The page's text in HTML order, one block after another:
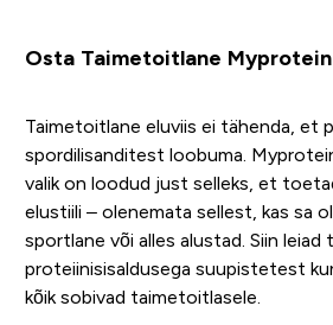
Osta Taimetoitlane Myprotein
Taimetoitlane eluviis ei tähenda, et
spordilisanditest loobuma.
valik on loodud just selleks, et
elustiili – olenemata sellest, kas sa
sportlane või alles alustad. Siin
proteiinisisaldusega suupistetest
kõik sobivad taimetoitlasele.